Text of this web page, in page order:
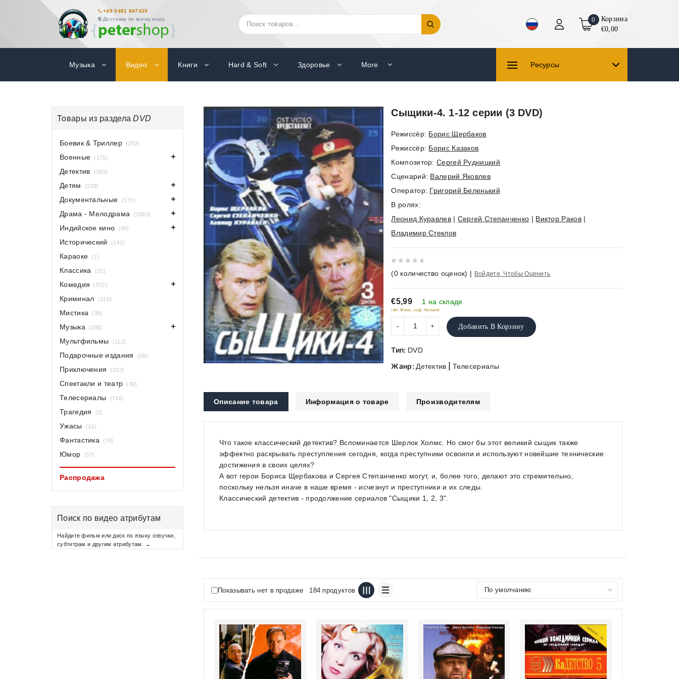
+49 5481 847429
Доставка по всему миру
Искать: 0
Корзина
€0,00
Музыка Видео Книги Hard & Soft Здоровье More Ресурсы
Сыщики-4. 1-12 серии (3 DVD)
Режиссёр: Борис Щербаков
Режиссёр: Борис Казаков
Композитор:Сергей Рудницкий
Cценарий: Валерий Яковлев
Оператор: Григорий Беленький
В ролях:
Леонид Куравлев| Сергей Степанченко | Виктор Раков|
Владимир Стеклов
out
of
5
(0 количество оценок) | Войдите, Чтобы Оценить
€5,99 1 на складе
inkl. Mwst., zzgl. Versand
Добавить В Корзину
Тип: DVD
Жанр: Детектив Телесериалы
Описание товара Информация о товаре Производителям
Что такое классический детектив? Вспоминается Шерлок Холмс. Но смог бы этот великий сыщик также
эффектно раскрывать преступления сегодня, когда преступники освоили и используют новейшие технические
достижения в своих целях?
А вот герои Бориса Щербакова и Сергея Степанченко могут, и, более того, делают это стремительно,
поскольку нельзя иначе в наше время - исчезнут и преступники и их следы.
Классический детектив - продолжение сериалов "Сыщики 1, 2, 3".
Показывать нет в продаже 184 продуктов
Товары из разделаDVD
Боевик & Триллер (352)
Военные (175)
Детектив (280)
Детям (238)
Документальные (170)
Драма - Мелодрама (1063)
Индийское кино (49)
Исторический (161)
Караоке (1)
Классика (25)
Комедия (572)
Криминал (316)
Мистика (38)
Музыка (285)
Мультфильмы (112)
Подарочные издания (68)
Приключения (210)
Спектакли и театр (30)
Телесериалы (716)
Трагедия (2)
Ужасы (16)
Фантастика (70)
Юмор (57)
Распродажа
Поиск по видео атрибутам
Найдите фильм или диск по языку озвучки,
субтитрам и другим атрибутам. →